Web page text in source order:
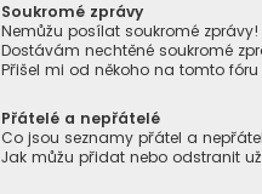
Soukromé zprávy
Nemůžu posílat soukromé zprávy!
Dostávám nechtěné soukromé
Přišel mi od někoho na tomto
Přátelé a nepřátelé
Co jsou seznamy přátel a
Jak můžu přidat nebo odstranit